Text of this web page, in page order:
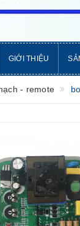
GIỚI THIỆU
- remote